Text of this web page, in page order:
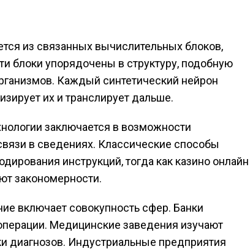
из связанных вычислительных блоков,
блоки упорядочены в структуру, подобную
Каждый синтетический нейрон
их и транслирует дальше.
заключается в возможности
в сведениях. Классические способы
инструкций, тогда как казино онлайн
закономерности.
включает совокупность сфер. Банки
Медицинские заведения изучают
диагнозов. Индустриальные предприятия